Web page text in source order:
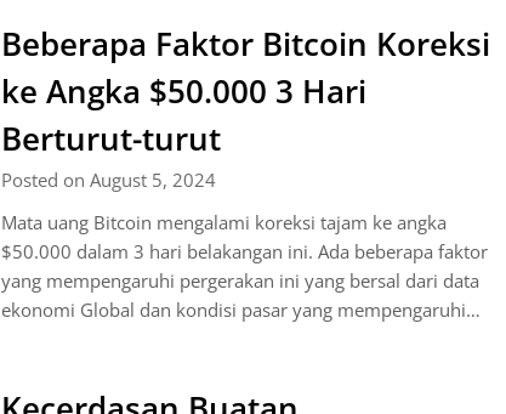
Beberapa Faktor Bitcoin Koreksi
ke Angka $50.000 3 Hari
Berturut-turut
Posted on August 5, 2024
Mata uang Bitcoin mengalami koreksi tajam ke angka
$50.000 dalam 3 hari belakangan ini. Ada beberapa faktor
yang mempengaruhi pergerakan ini yang bersal dari data
ekonomi Global dan kondisi pasar yang mempengaruhi…